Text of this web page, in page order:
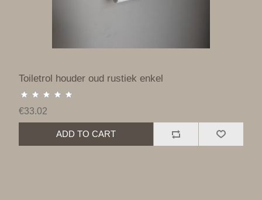
Toiletrol houder oud rustiek enkel
€33.02
ADD TO CART